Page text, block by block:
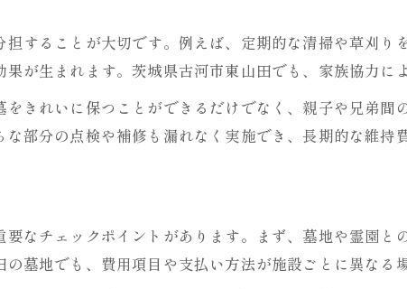
お墓維持管理費用を抑える永代供養の良さ
墓じまいでお墓費用や手間を減らす工夫
お墓管理負担軽減へ墓じまいの選択肢
お墓費用を分散し家族の安心を守る工夫
することが大切です。例えば、定期的な清掃や草刈り
が生まれます。茨城県古河市東山田でも、家族協力に
きれいに保つことができるだけでなく、親子や兄弟間
部分の点検や補修も漏れなく実施でき、長期的な維持
なチェックポイントがあります。まず、墓地や霊園と
墓地でも、費用項目や支払い方法が施設ごとに異なる